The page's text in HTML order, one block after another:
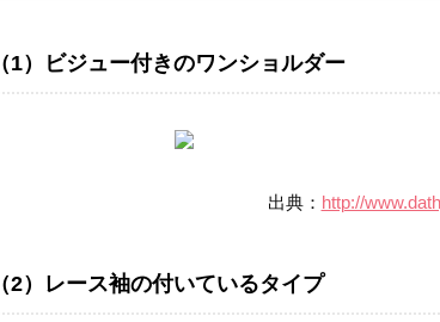
（1）ビジュー付きのワンショルダー
出典： http://
（2）レース袖の付いているタイプ